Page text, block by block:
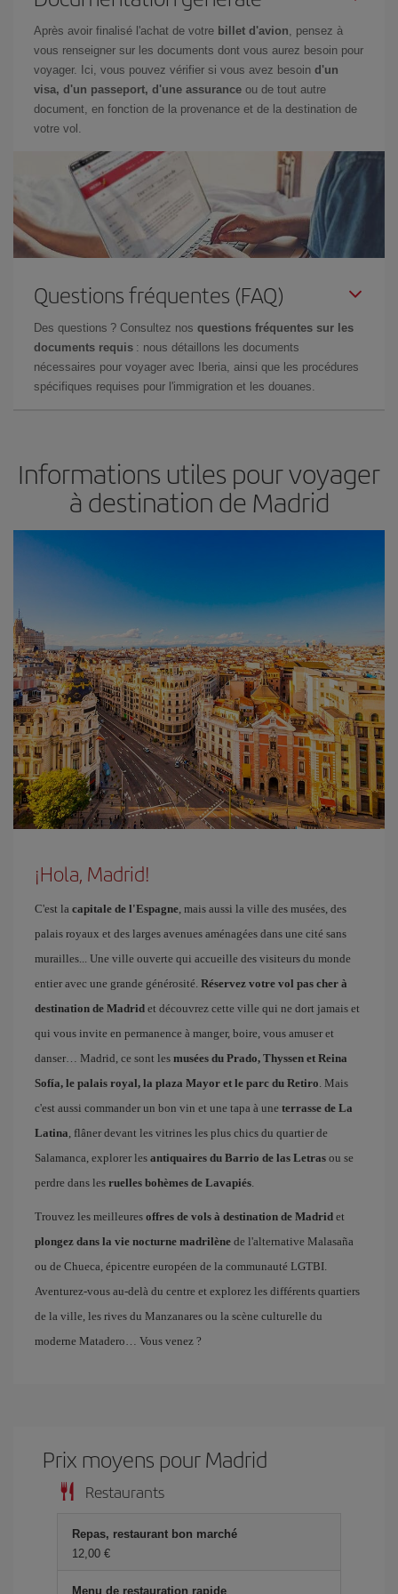
Après avoir finalisé l'achat de votre billet d'avion, pensez à
vous renseigner sur les documents dont vous aurez besoin pour
voyager. Ici, vous pouvez vérifier si vous avez besoin d'un
visa, d'un passeport, d'une assurance ou de tout autre
document, en fonction de la provenance et de la destination de
votre vol.
Questions fréquentes (FAQ)
Des questions ? Consultez nos questions fréquentes sur les
documents requis : nous détaillons les documents
nécessaires pour voyager avec Iberia, ainsi que les procédures
spécifiques requises pour l'immigration et les douanes.
Informations utiles pour voyager
à destination de Madrid
¡Hola, Madrid!
C'est la capitale de l'Espagne, mais aussi la ville des musées, des
palais royaux et des larges avenues aménagées dans une cité sans
murailles... Une ville ouverte qui accueille des visiteurs du monde
entier avec une grande générosité. Réservez votre vol pas cher à
destination de Madrid et découvrez cette ville qui ne dort jamais et
qui vous invite en permanence à manger, boire, vous amuser et
danser… Madrid, ce sont les musées du Prado, Thyssen et Reina
Sofía, le palais royal, la plaza Mayor et le parc du Retiro. Mais
c'est aussi commander un bon vin et une tapa à une terrasse de La
Latina, flâner devant les vitrines les plus chics du quartier de
Salamanca, explorer les antiquaires du Barrio de las Letras ou se
perdre dans les ruelles bohèmes de Lavapiés.
Trouvez les meilleures offres de vols à destination de Madrid et
plongez dans la vie nocturne madrilène de l'alternative Malasaña
ou de Chueca, épicentre européen de la communauté LGTBI.
Aventurez-vous au-delà du centre et explorez les différents quartiers
de la ville, les rives du Manzanares ou la scène culturelle du
moderne Matadero… Vous venez ?
Prix ​​moyens pour Madrid
Restaurants
Repas, restaurant bon marché
12,00 €
Menu de restauration rapide